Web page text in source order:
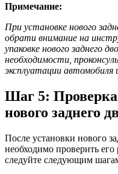
Примечание:
При установке нового
обрати внимание на
упаковке нового заднего
необходимости,
эксплуатации автомобиля
Шаг 5: Проверка
нового заднего
После установки нового
необходимо проверить его
следуйте следующим